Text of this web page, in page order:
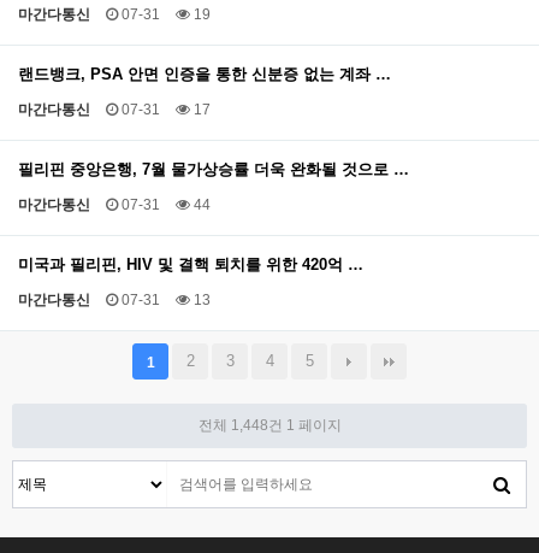
마간다통신 07-31 19
랜드뱅크, PSA 안면 인증을 통한 신분증 없는 계좌 …
마간다통신 07-31 17
필리핀 중앙은행, 7월 물가상승률 더욱 완화될 것으로 …
마간다통신 07-31 44
미국과 필리핀, HIV 및 결핵 퇴치를 위한 420억 …
마간다통신 07-31 13
1 2 3 4 5
전체 1,448건 1 페이지